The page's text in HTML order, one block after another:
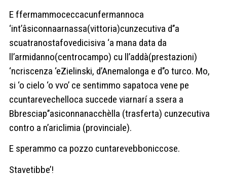
E ffermammoceccacunfermannoca
‘int’âsiconnaarnassa(vittoria)cunzecutiva d’’a
scuatranostafovedicisiva ‘a mana data da
ll’armidanno(centrocampo) cu ll’addà(prestazioni)
‘ncriscenza ‘eZielinski, d’Anemalonga e d’’o turco. Mo,
si ‘o cielo ‘o vvo’ ce sentimmo sapatoca vene pe
ccuntarevechelloca succede viarnarí a ssera a
Bbresciap’’asiconnanacchèlla (trasferta) cunzecutiva
contro a n’ariclimia (provinciale).
E sperammo ca pozzo cuntarevebboniccose.
Stavetibbe’!